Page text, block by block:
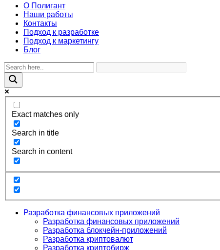
О Полигант
Наши работы
Контакты
Подход к разработке
Подход к маркетингу
Блог
Exact matches only
Search in title
Search in content
Разработка финансовых приложений
Разработка финансовых приложений
Разработка блокчейн-приложений
Разработка криптовалют
Разработка криптобирж